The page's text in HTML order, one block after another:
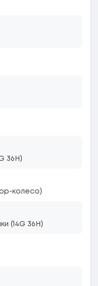
36H)
колесо)
(14G 36H)